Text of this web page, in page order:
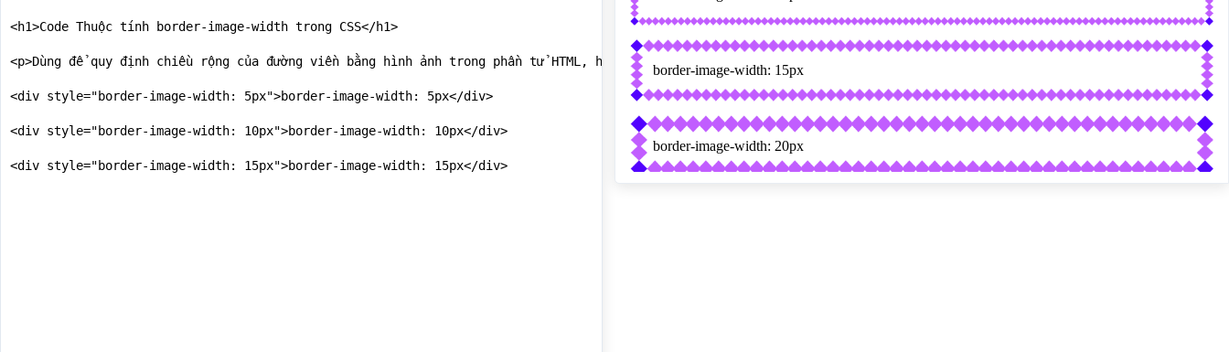
<h1>Code Thuộc tính border-image-width trong CSS</h1>
<p>Dùng để quy định chiều rộng của đường viền bằng hình ảnh trong phần tử HTML, hình ảnh dùng làm đường viền sẽ to lên và nhỏ lại tùy vào chiều rộng của border-image-
<div style="border-image-width: 5px">border-image-width: 5px</div>
<div style="border-image-width: 10px">border-image-width: 10px</div>
<div style="border-image-width: 15px">border-image-width: 15px</div>